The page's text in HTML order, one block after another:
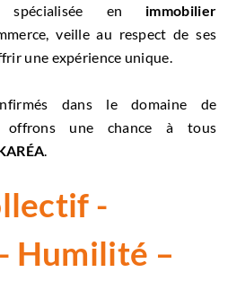
spécialisée en immobilier
veille au respect de ses
une expérience unique.
dans le domaine de
offrons une chance à tous
.
-
Humilité –